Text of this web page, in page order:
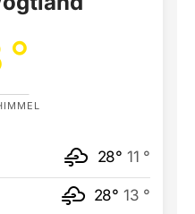
28° 11 °
28° 13 °